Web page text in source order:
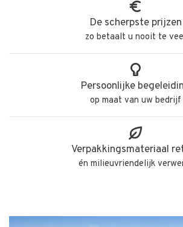
De scherpste prijzen
zo betaalt u nooit te
Persoonlijke
op maat van uw bedrijf
Verpakkingsmateriaal
én milieuvriendelijk